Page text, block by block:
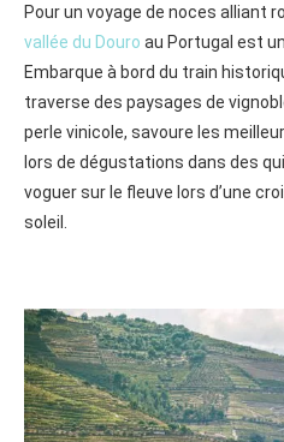
Pour un voyage de noces alliant
vallée du Douro au Portugal est
Embarque à bord du train
traverse des paysages de
perle vinicole, savoure les
lors de dégustations dans des
voguer sur le fleuve lors d’une
soleil.